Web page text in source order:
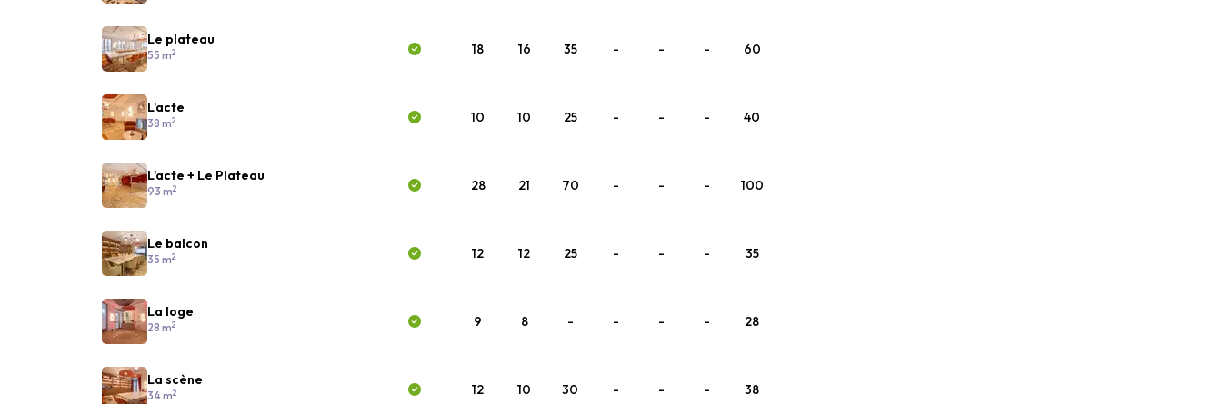
Le plateau
55 m2 18 16 35 - - - 60
L'acte
38 m2 10 10 25 - - - 40
L'acte + Le Plateau
93 m2 28 21 70 - - - 100
Le balcon
35 m2 12 12 25 - - - 35
La loge
28 m2 9 8 - - - - 28
La scène
34 m2 12 10 30 - - - 38